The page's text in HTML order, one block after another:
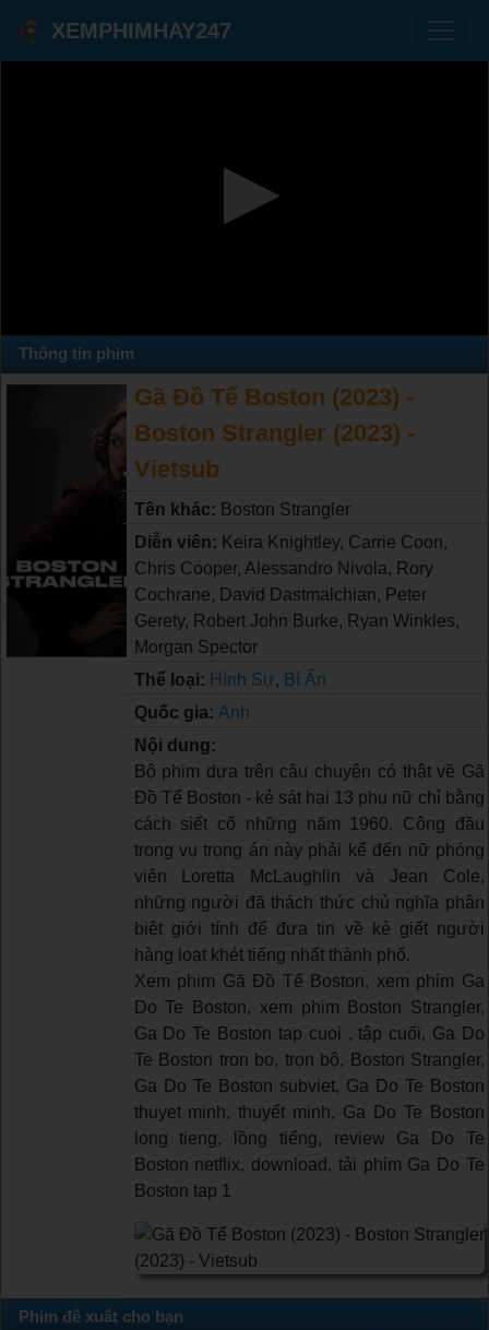
XEMPHIMHAY247
Thông tin phim
Gã Đồ Tể Boston (2023) -
Boston Strangler (2023) -
Vietsub
Tên khác: Boston Strangler
Diễn viên: Keira Knightley, Carrie Coon,
Chris Cooper, Alessandro Nivola, Rory
Cochrane, David Dastmalchian, Peter
Gerety, Robert John Burke, Ryan Winkles,
Morgan Spector
Thể loại: Hình Sự, Bí Ẩn
Quốc gia: Anh
Nội dung:
Bộ phim dựa trên câu chuyện có thật về Gã
Đồ Tể Boston - kẻ sát hại 13 phụ nữ chỉ bằng
cách siết cổ những năm 1960. Công đầu
trong vụ trọng án này phải kể đến nữ phóng
viên Loretta McLaughlin và Jean Cole,
những người đã thách thức chủ nghĩa phân
biệt giới tính để đưa tin về kẻ giết người
hàng loạt khét tiếng nhất thành phố.
Xem phim Gã Đồ Tể Boston, xem phim Ga
Do Te Boston, xem phim Boston Strangler,
Ga Do Te Boston tap cuoi , tập cuối, Ga Do
Te Boston tron bo, trọn bộ, Boston Strangler,
Ga Do Te Boston subviet, Ga Do Te Boston
thuyet minh, thuyết minh, Ga Do Te Boston
long tieng, lồng tiếng, review Ga Do Te
Boston netflix, download, tải phim Ga Do Te
Boston tap 1
Phim đề xuất cho bạn